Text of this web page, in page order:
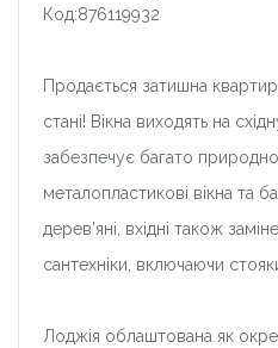
Код:876119932
Продається затишна
стані! Вікна виходять на
забезпечує багато
металопластикові вікна та
дерев'яні, вхідні також
сантехніки, включаючи
Лоджія облаштована як